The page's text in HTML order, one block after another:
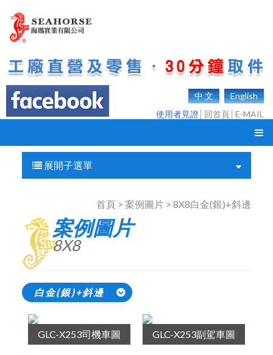
中 文
English
使用者見證 回首頁 E-MAIL
展開子選單
首頁 > 案例圖片 > 8X8白金(銀)+斜邊
案例圖片
8X8
白金(銀)+斜邊
GLC-X253司機車圖 GLC-X253副駕車圖